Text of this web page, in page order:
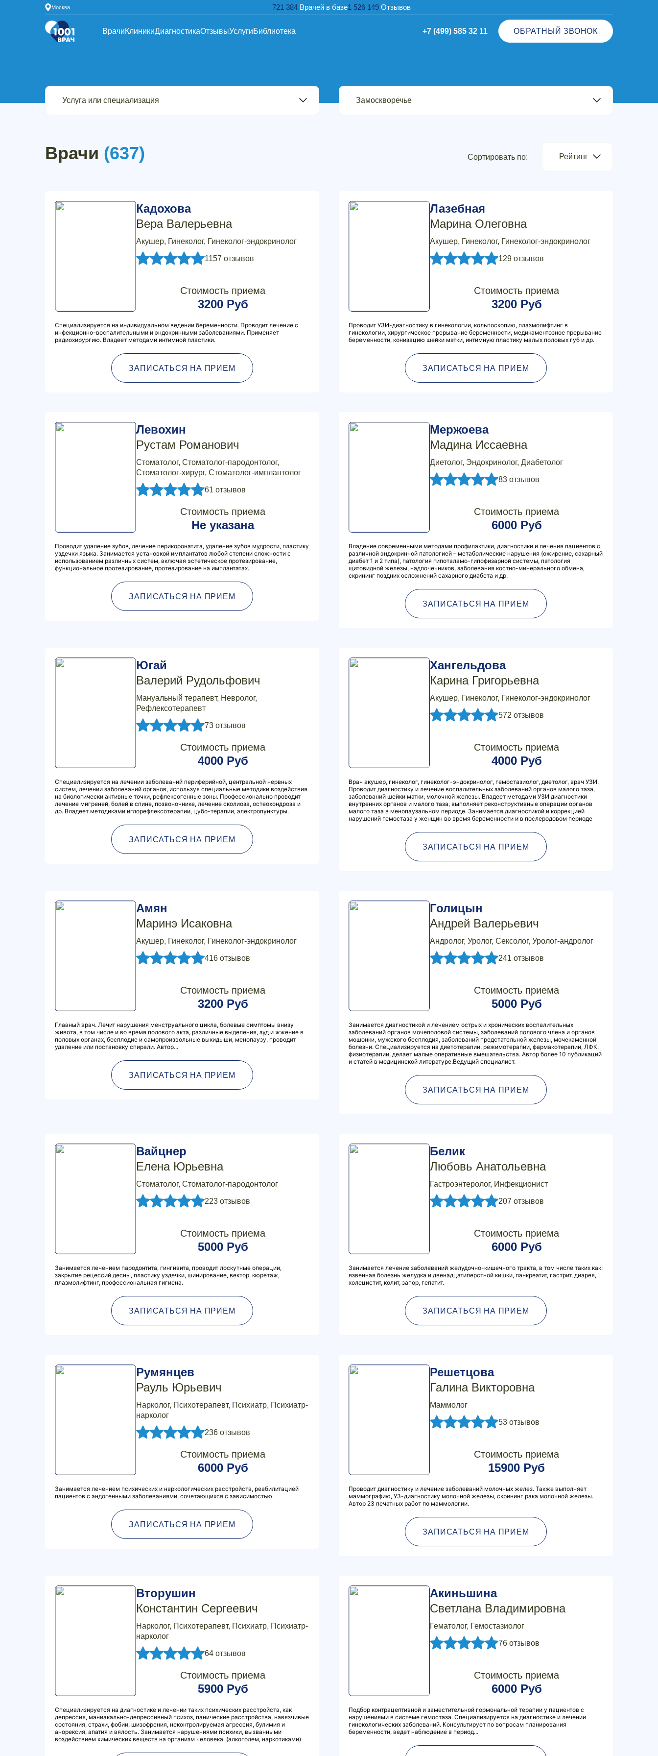
Москва 721 384 Врачей в базе1 526 149 Отзывов
ВрачиКлиникиДиагностикаОтзывыУслугиБиблиотека +7 (499) 585 32 11 ОБРАТНЫЙ ЗВОНОК
Врачи (637) Сортировать по: Рейтинг
Кадохова
Вера Валерьевна
Акушер, Гинеколог, Гинеколог-эндокринолог
1157 отзывов
Стоимость приема
3200 Руб
Специализируется на индивидуальном ведении беременности. Проводит лечение с
инфекционно-воспалительными и эндокринными заболеваниями. Применяет
радиохирургию. Владеет методами интимной пластики.
ЗАПИСАТЬСЯ НА ПРИЕМ
Лазебная
Марина Олеговна
Акушер, Гинеколог, Гинеколог-эндокринолог
129 отзывов
Стоимость приема
3200 Руб
Проводит УЗИ-диагностику в гинекологии, кольпоскопию, плазмолифтинг в
гинекологии, хирургическое прерывание беременности, медикаментозное прерывание
беременности, конизацию шейки матки, интимную пластику малых половых губ и др.
ЗАПИСАТЬСЯ НА ПРИЕМ
Левохин
Рустам Романович
Стоматолог, Стоматолог-пародонтолог,
Стоматолог-хирург, Стоматолог-имплантолог
61 отзывов
Стоимость приема
Не указана
Проводит удаление зубов, лечение перикоронатита, удаление зубов мудрости, пластику
уздечки языка. Занимается установкой имплантатов любой степени сложности с
использованием различных систем, включая эстетическое протезирование,
функциональное протезирование, протезирование на имплантатах.
ЗАПИСАТЬСЯ НА ПРИЕМ
Мержоева
Мадина Иссаевна
Диетолог, Эндокринолог, Диабетолог
83 отзывов
Стоимость приема
6000 Руб
Владение современными методами профилактики, диагностики и лечения пациентов с
различной эндокринной патологией – метаболические нарушения (ожирение, сахарный
диабет 1 и 2 типа), патология гипоталамо-гипофизарной системы, патология
щитовидной железы, надпочечников, заболевания костно-минерального обмена,
скрининг поздних осложнений сахарного диабета и др.
ЗАПИСАТЬСЯ НА ПРИЕМ
Югай
Валерий Рудольфович
Мануальный терапевт, Невролог,
Рефлексотерапевт
73 отзывов
Стоимость приема
4000 Руб
Специализируется на лечении заболеваний периферийной, центральной нервных
систем, лечении заболеваний органов, используя специальные методики воздействия
на биологически активные точки, рефлексогенные зоны. Профессионально проводит
лечение мигреней, болей в спине, позвоночнике, лечение сколиоза, остеохондроза и
др. Владеет методиками иглорефлексотерапии, цубо-терапии, электропунктуры.
ЗАПИСАТЬСЯ НА ПРИЕМ
Хангельдова
Карина Григорьевна
Акушер, Гинеколог, Гинеколог-эндокринолог
572 отзывов
Стоимость приема
4000 Руб
Врач акушер, гинеколог, гинеколог-эндокринолог, гемостазиолог, диетолог, врач УЗИ.
Проводит диагностику и лечение воспалительных заболеваний органов малого таза,
заболеваний шейки матки, молочной железы. Владеет методами УЗИ диагностики
внутренних органов и малого таза, выполняет реконструктивные операции органов
малого таза в менопаузальном периоде. Занимается диагностикой и коррекцией
нарушений гемостаза у женщин во время беременности и в послеродовом периоде
ЗАПИСАТЬСЯ НА ПРИЕМ
Амян
Маринэ Исаковна
Акушер, Гинеколог, Гинеколог-эндокринолог
416 отзывов
Стоимость приема
3200 Руб
Главный врач. Лечит нарушения менструального цикла, болевые симптомы внизу
живота, в том числе и во время полового акта, различные выделения, зуд и жжение в
половых органах, бесплодие и самопроизвольные выкидыши, менопаузу, проводит
удаление или постановку спирали. Автор...
ЗАПИСАТЬСЯ НА ПРИЕМ
Голицын
Андрей Валерьевич
Андролог, Уролог, Сексолог, Уролог-андролог
241 отзывов
Стоимость приема
5000 Руб
Занимается диагностикой и лечением острых и хронических воспалительных
заболеваний органов мочеполовой системы, заболеваний полового члена и органов
мошонки, мужского бесплодия, заболеваний предстательной железы, мочекаменной
болезни. Специализируется на диетотерапии, режимотерапии, фармакотерапии, ЛФК,
физиотерапии, делает малые оперативные вмешательства. Автор более 10 публикаций
и статей в медицинской литературе.Ведущий специалист.
ЗАПИСАТЬСЯ НА ПРИЕМ
Вайцнер
Елена Юрьевна
Стоматолог, Стоматолог-пародонтолог
223 отзывов
Стоимость приема
5000 Руб
Занимается лечением пародонтита, гингивита, проводит лоскутные операции,
закрытие рецессий десны, пластику уздечки, шинирование, вектор, кюретаж,
плазмолифтинг, профессиональная гигиена.
ЗАПИСАТЬСЯ НА ПРИЕМ
Белик
Любовь Анатольевна
Гастроэнтеролог, Инфекционист
207 отзывов
Стоимость приема
6000 Руб
Занимается лечение заболеваний желудочно-кишечного тракта, в том числе таких как:
язвенная болезнь желудка и двенадцатиперстной кишки, панкреатит, гастрит, диарея,
холецистит, колит, запор, гепатит.
ЗАПИСАТЬСЯ НА ПРИЕМ
Румянцев
Рауль Юрьевич
Нарколог, Психотерапевт, Психиатр, Психиатр-
нарколог
236 отзывов
Стоимость приема
6000 Руб
Занимается лечением психических и наркологических расстройств, реабилитацией
пациентов с эндогенными заболеваниями, сочетающихся с зависимостью.
ЗАПИСАТЬСЯ НА ПРИЕМ
Решетцова
Галина Викторовна
Маммолог
53 отзывов
Стоимость приема
15900 Руб
Проводит диагностику и лечение заболеваний молочных желез. Также выполняет
маммографию, УЗ-диагностику молочной железы, скрининг рака молочной железы.
Автор 23 печатных работ по маммологии.
ЗАПИСАТЬСЯ НА ПРИЕМ
Вторушин
Константин Сергеевич
Нарколог, Психотерапевт, Психиатр, Психиатр-
нарколог
64 отзывов
Стоимость приема
5900 Руб
Специализируется на диагностике и лечении таких психических расстройств, как
депрессия, маниакально-депрессивный психоз, панические расстройства, навязчивые
состояния, страхи, фобии, шизофрения, неконтролируемая агрессия, булимия и
анорексия, апатия и вялость. Занимается нарушениями психики, вызванными
воздействием химических веществ на организм человека. (алкоголем, наркотиками).
Акиньшина
Светлана Владимировна
Гематолог, Гемостазиолог
76 отзывов
Стоимость приема
6000 Руб
Подбор контрацептивной и заместительной гормональной терапии у пациентов с
нарушениями в системе гемостаза. Специализируется на диагностике и лечении
гинекологических заболеваний. Консультирует по вопросам планирования
беременности, ведет наблюдение в период...